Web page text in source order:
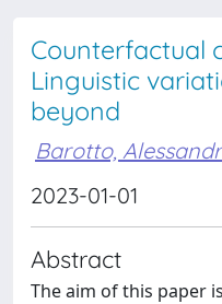
Counterfactual
Linguistic
beyond
Barotto,
2023-01-01
Abstract
The aim of this paper